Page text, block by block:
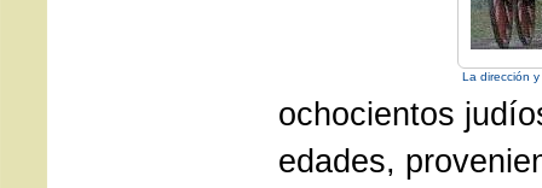
La dirección
ochocientos
edades,